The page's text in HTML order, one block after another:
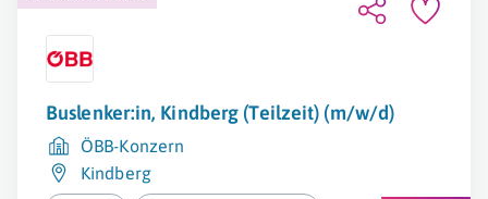
Buslenker:in, Kindberg (Teilzeit) (m/w/d)
ÖBB-Konzern
Kindberg